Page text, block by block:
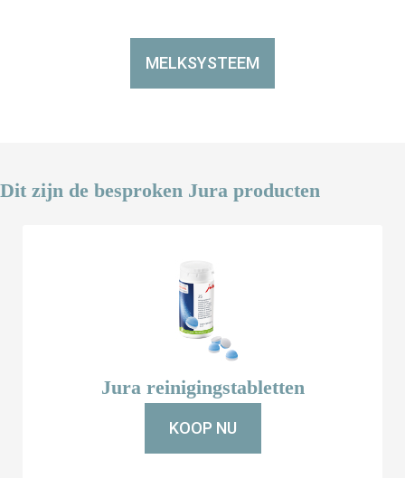
MELKSYSTEEM
Dit zijn de besproken Jura producten
Jura reinigingstabletten
KOOP NU